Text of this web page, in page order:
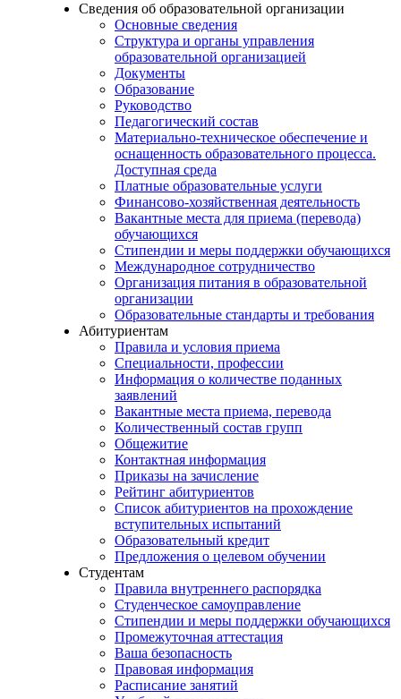
Сведения об образовательной организации
Основные сведения
Структура и органы управления
образовательной организацией
Документы
Образование
Руководство
Педагогический состав
Материально-техническое обеспечение и
оснащенность образовательного процесса.
Доступная среда
Платные образовательные услуги
Финансово-хозяйственная деятельность
Вакантные места для приема (перевода)
обучающихся
Стипендии и меры поддержки обучающихся
Международное сотрудничество
Организация питания в образовательной
организации
Образовательные стандарты и требования
Абитуриентам
Правила и условия приема
Специальности, профессии
Информация о количестве поданных
заявлений
Вакантные места приема, перевода
Количественный состав групп
Общежитие
Контактная информация
Приказы на зачисление
Рейтинг абитуриентов
Список абитуриентов на прохождение
вступительных испытаний
Образовательный кредит
Предложения о целевом обучении
Студентам
Правила внутреннего распорядка
Студенческое самоуправление
Стипендии и меры поддержки обучающихся
Промежуточная аттестация
Ваша безопасность
Правовая информация
Расписание занятий